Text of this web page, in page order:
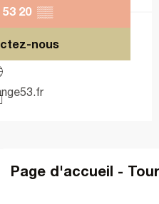
Page d'accueil -
53 20 ▒▒
nous
organisez vos
modulables et